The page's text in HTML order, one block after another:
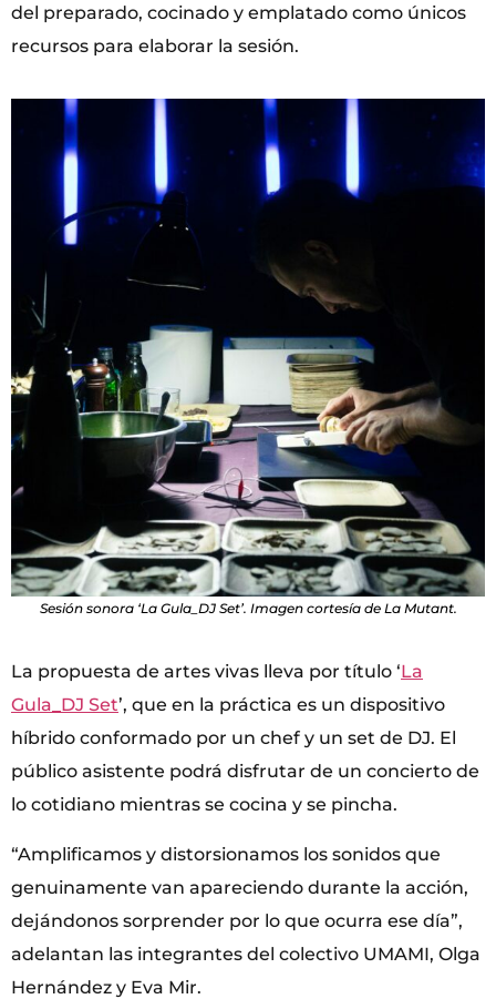
del preparado, cocinado y emplatado como únicos
recursos para elaborar la sesión.
Sesión sonora ‘La Gula_DJ Set’. Imagen cortesía de La Mutant.
La propuesta de artes vivas lleva por título ‘La
Gula_DJ Set’, que en la práctica es un dispositivo
híbrido conformado por un chef y un set de DJ. El
público asistente podrá disfrutar de un concierto de
lo cotidiano mientras se cocina y se pincha.
“Amplificamos y distorsionamos los sonidos que
genuinamente van apareciendo durante la acción,
dejándonos sorprender por lo que ocurra ese día”,
adelantan las integrantes del colectivo UMAMI, Olga
Hernández y Eva Mir.